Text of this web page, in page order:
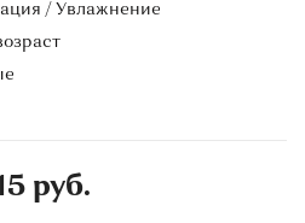
/ Увлажнение
руб.